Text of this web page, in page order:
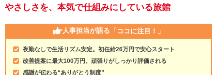
やさしさを、本気で仕組みにしている旅館
人事担当が語る 「ココに注目！」
夜勤なしで生活リズム安定。初任給26万円で安心スタート
改善提案に最大100万円。頑張りがしっかり評価される
感謝が伝わる“ありがとう制度”